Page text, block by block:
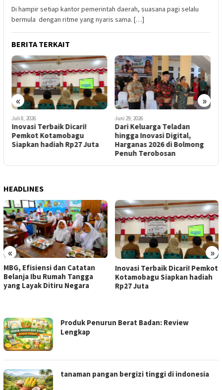
Di hampir setiap kantor pemerintah daerah, suasana pagi selalu
bermula dengan ritme yang nyaris sama. […]
BERITA TERKAIT
« »
Juli 8, 2026
Inovasi Terbaik Dicari!
Pemkot Kotamobagu
Siapkan hadiah Rp27 Juta
Juni 29, 2026
Dari Keluarga Teladan
hingga Inovasi Digital,
Harganas 2026 di Bolmong
Penuh Terobosan
HEADLINES
« »
MBG, Efisiensi dan Catatan
Belanja Ibu Rumah Tangga
yang Layak Ditiru Negara
Inovasi Terbaik Dicari! Pemkot
Kotamobagu Siapkan hadiah
Rp27 Juta
MOROBAYAT
Produk Penurun Berat Badan: Review
Lengkap
tanaman pangan bergizi tinggi di indonesia